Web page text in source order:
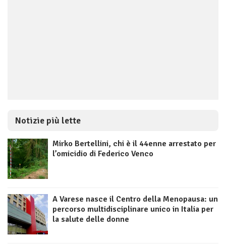
Notizie più lette
Mirko Bertellini, chi è il 44enne arrestato per
l’omicidio di Federico Venco
A Varese nasce il Centro della Menopausa: un
percorso multidisciplinare unico in Italia per
la salute delle donne